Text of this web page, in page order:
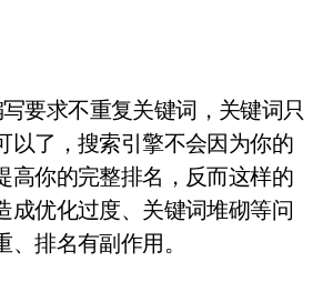
要求不重复关键词，关键词只
以了，搜索引擎不会因为你的
高你的完整排名，反而这样的
成优化过度、关键词堆砌等问
排名有副作用。